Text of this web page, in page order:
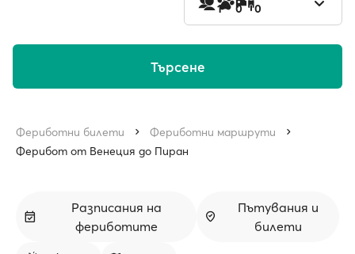
1 0 0
Търсене
Фериботни билети
Фериботни маршрути
Ферибот от Венеция до Пиран
Разписания на
фериботите
Пътувания и
билети